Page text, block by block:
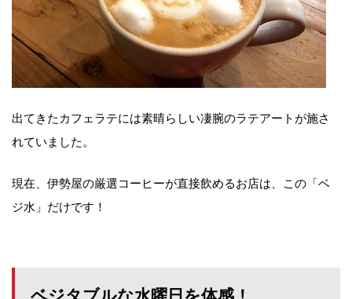
出てきたカフェラテには素晴らしい凄腕のラテアートが施さ
れていました。
現在、伊勢屋の厳選コーヒーが直接飲めるお店は、この「ベ
ジ水」だけです！